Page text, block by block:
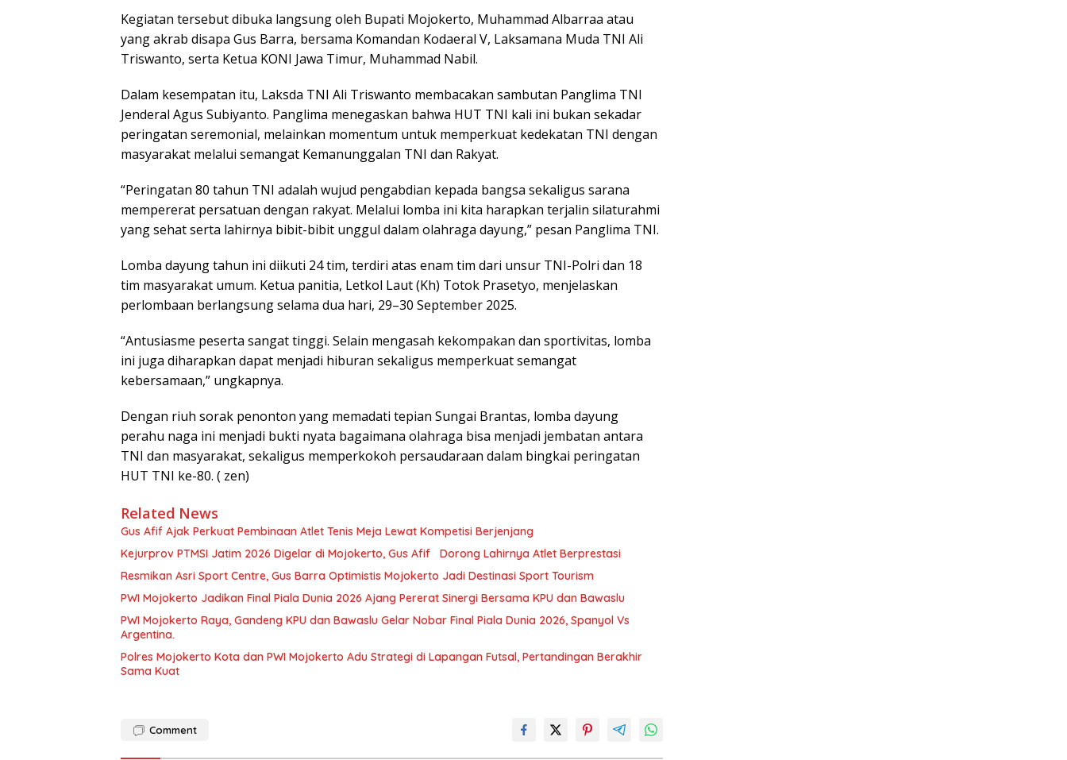
Kegiatan tersebut dibuka langsung oleh Bupati Mojokerto, Muhammad Albarraa atau
yang akrab disapa Gus Barra, bersama Komandan Kodaeral V, Laksamana Muda TNI Ali
Triswanto, serta Ketua KONI Jawa Timur, Muhammad Nabil.
Dalam kesempatan itu, Laksda TNI Ali Triswanto membacakan sambutan Panglima TNI
Jenderal Agus Subiyanto. Panglima menegaskan bahwa HUT TNI kali ini bukan sekadar
peringatan seremonial, melainkan momentum untuk memperkuat kedekatan TNI dengan
masyarakat melalui semangat Kemanunggalan TNI dan Rakyat.
“Peringatan 80 tahun TNI adalah wujud pengabdian kepada bangsa sekaligus sarana
mempererat persatuan dengan rakyat. Melalui lomba ini kita harapkan terjalin silaturahmi
yang sehat serta lahirnya bibit-bibit unggul dalam olahraga dayung,” pesan Panglima TNI.
Lomba dayung tahun ini diikuti 24 tim, terdiri atas enam tim dari unsur TNI-Polri dan 18
tim masyarakat umum. Ketua panitia, Letkol Laut (Kh) Totok Prasetyo, menjelaskan
perlombaan berlangsung selama dua hari, 29–30 September 2025.
“Antusiasme peserta sangat tinggi. Selain mengasah kekompakan dan sportivitas, lomba
ini juga diharapkan dapat menjadi hiburan sekaligus memperkuat semangat
kebersamaan,” ungkapnya.
Dengan riuh sorak penonton yang memadati tepian Sungai Brantas, lomba dayung
perahu naga ini menjadi bukti nyata bagaimana olahraga bisa menjadi jembatan antara
TNI dan masyarakat, sekaligus memperkokoh persaudaraan dalam bingkai peringatan
HUT TNI ke-80. ( zen)
Related News
Gus Afif Ajak Perkuat Pembinaan Atlet Tenis Meja Lewat Kompetisi Berjenjang
Kejurprov PTMSI Jatim 2026 Digelar di Mojokerto, Gus Afif Dorong Lahirnya Atlet Berprestasi
Resmikan Asri Sport Centre, Gus Barra Optimistis Mojokerto Jadi Destinasi Sport Tourism
PWI Mojokerto Jadikan Final Piala Dunia 2026 Ajang Pererat Sinergi Bersama KPU dan Bawaslu
PWI Mojokerto Raya, Gandeng KPU dan Bawaslu Gelar Nobar Final Piala Dunia 2026, Spanyol Vs
Argentina.
Polres Mojokerto Kota dan PWI Mojokerto Adu Strategi di Lapangan Futsal, Pertandingan Berakhir
Sama Kuat
Comment